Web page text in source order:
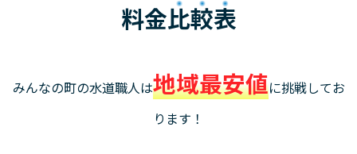
料金比較表
みんなの町の水道職人は地域最安値に挑戦してお
ります！